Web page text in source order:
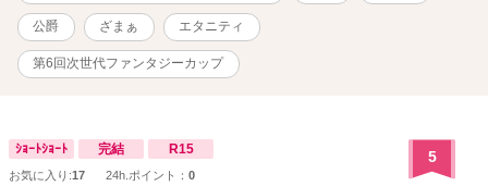
公爵 ざまぁ エタニティ
第6回次世代ファンタジーカップ
ｼｮｰﾄｼｮｰﾄ 完結 R15
お気に入り:17 24h.ポイント： 0
5